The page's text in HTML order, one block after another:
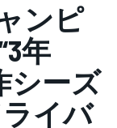
ンピ
年
シーズ
イバ